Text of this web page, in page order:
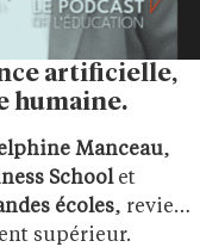
artificielle,
humaine.
Manceau,
Schoolet
écoles, revient
supérieur.